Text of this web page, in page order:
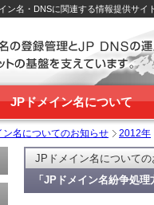
ン名・DNSに関連する情報提供サイ
JPドメイン名について
ン名についてのお知らせ 2012年
JPドメイン名について
「JPドメイン名紛争処